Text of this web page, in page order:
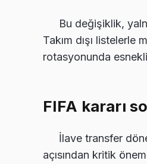
Bu değişiklik,
Takım dışı listelerle
rotasyonunda
FIFA kararı
İlave transfer
açısından kritik